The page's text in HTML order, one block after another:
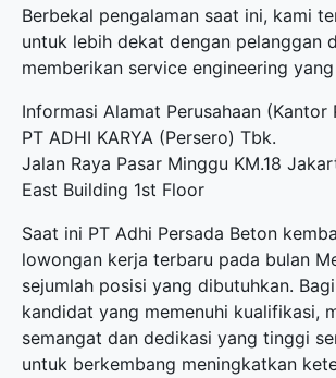
Berbekal pengalaman saat ini, kami
untuk lebih dekat dengan pelanggan
memberikan service engineering
Informasi Alamat Perusahaan (Kantor
PT ADHI KARYA (Persero) Tbk.
Jalan Raya Pasar Minggu KM.18
East Building 1st Floor
Saat ini PT Adhi Persada Beton
lowongan kerja terbaru pada bulan
sejumlah posisi yang dibutuhkan.
kandidat yang memenuhi kualifikasi,
semangat dan dedikasi yang tinggi
untuk berkembang meningkatkan